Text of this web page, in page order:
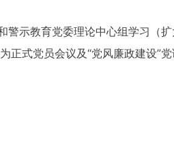
警示教育党委理论中心组学习（
正式党员会议及“党风廉政建设”